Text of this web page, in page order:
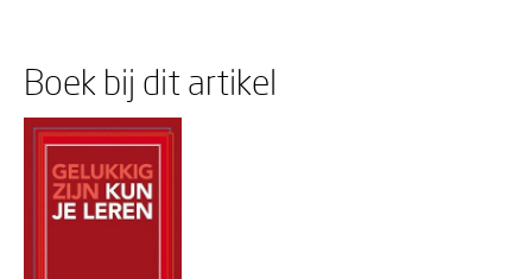
Boek bij dit artikel